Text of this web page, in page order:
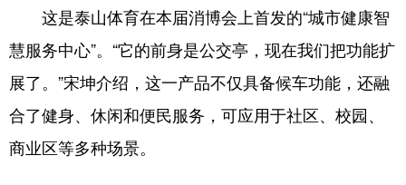
这是泰山体育在本届消博会上首发的“城市健康智
慧服务中心”。“它的前身是公交亭，现在我们把功能扩
展了。”宋坤介绍，这一产品不仅具备候车功能，还融
合了健身、休闲和便民服务，可应用于社区、校园、
商业区等多种场景。